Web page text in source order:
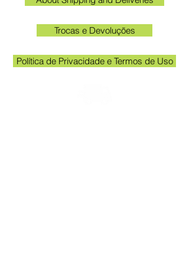
Trocas e Devoluções
Política de Privacidade e Termos de Uso